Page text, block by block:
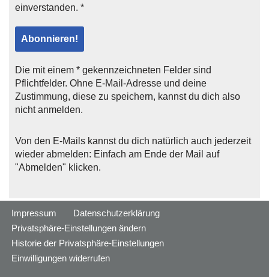
einverstanden. *
Die mit einem * gekennzeichneten Felder sind
Pflichtfelder. Ohne E-Mail-Adresse und deine
Zustimmung, diese zu speichern, kannst du dich also
nicht anmelden.
Von den E-Mails kannst du dich natürlich auch jederzeit
wieder abmelden: Einfach am Ende der Mail auf
"Abmelden" klicken.
Impressum
Datenschutzerklärung
Privatsphäre-Einstellungen ändern
Historie der Privatsphäre-Einstellungen
Einwilligungen widerrufen